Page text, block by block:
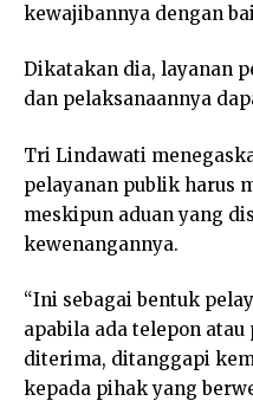
kewajibannya dengan
Dikatakan dia, layanan
dan pelaksanaannya
Tri Lindawati
pelayanan publik harus
meskipun aduan yang
kewenangannya.
“Ini sebagai bentuk
apabila ada telepon atau
diterima, ditanggapi
kepada pihak yang